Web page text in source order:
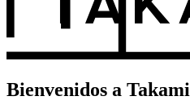
Bienvenidos a Takami